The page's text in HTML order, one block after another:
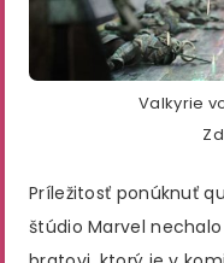
Valkyrie
Príležitosť ponúknuť
štúdio Marvel